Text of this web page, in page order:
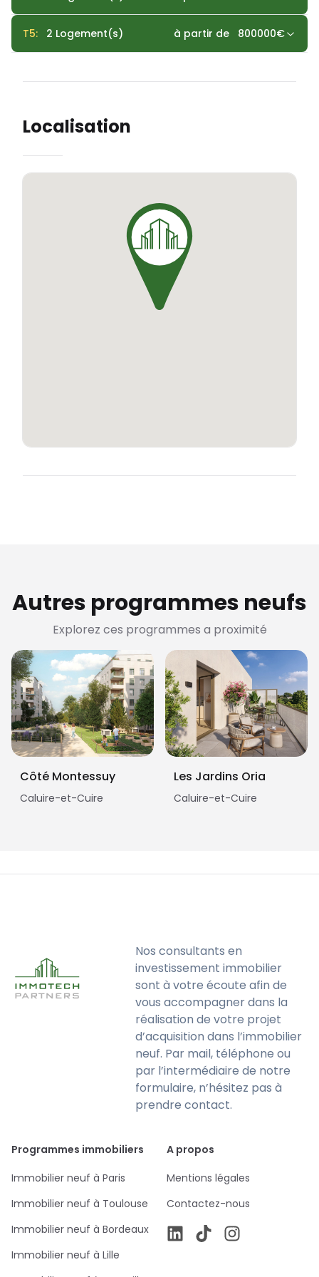
T5: 2 Logement(s) à partir de 800000€
Localisation
Autres programmes neufs
Explorez ces programmes a proximité
Côté Montessuy
Caluire-et-Cuire
Les Jardins Oria
Caluire-et-Cuire
Nos consultants en
investissement immobilier
sont à votre écoute afin de
vous accompagner dans la
réalisation de votre projet
d’acquisition dans l’immobilier
neuf. Par mail, téléphone ou
par l’intermédiaire de notre
formulaire, n’hésitez pas à
prendre contact.
Programmes immobiliers
Immobilier neuf à Paris
Immobilier neuf à Toulouse
Immobilier neuf à Bordeaux
Immobilier neuf à Lille
A propos
Mentions légales
Contactez-nous